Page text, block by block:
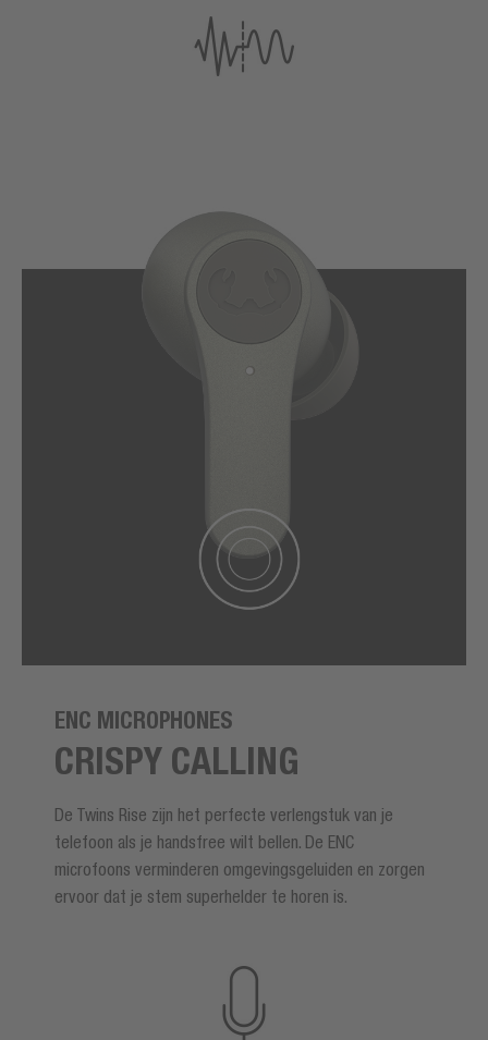
ENC MICROPHONES
CRISPY CALLING
De Twins Rise zijn het perfecte verlengstuk van je
telefoon als je handsfree wilt bellen. De ENC
microfoons verminderen omgevingsgeluiden en zorgen
ervoor dat je stem superhelder te horen is.